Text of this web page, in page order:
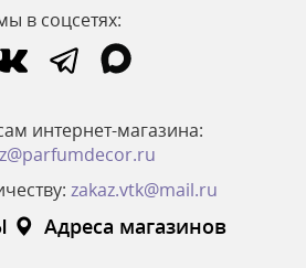
в соцсетях:
интернет-магазина:
zakaz.vtk@mail.ru
Адреса магазинов